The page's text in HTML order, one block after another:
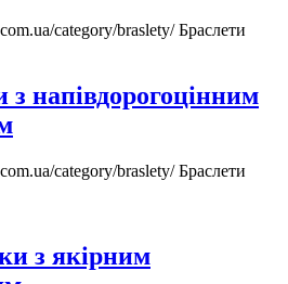
category/braslety/Браслети
з напівдорогоцінним
category/braslety/Браслети
з якірним